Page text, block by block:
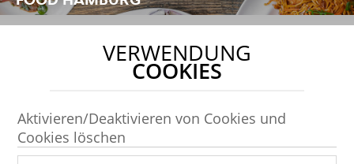
VERWENDUNG
COOKIES
Aktivieren/Deaktivieren von Cookies und
Cookies löschen